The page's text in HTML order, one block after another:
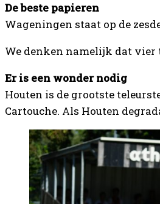
De beste papieren
Wageningen staat op de
We denken namelijk dat vier
Er is een wonder nodig
Houten is de grootste
Cartouche. Als Houten